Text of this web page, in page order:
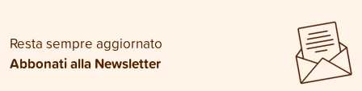
Resta sempre aggiornato
Abbonati alla Newsletter